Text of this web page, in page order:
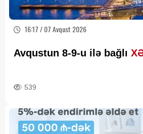
16:17 / 07 Avqust 2026
Avqustun 8-9-u ilə bağlı
539